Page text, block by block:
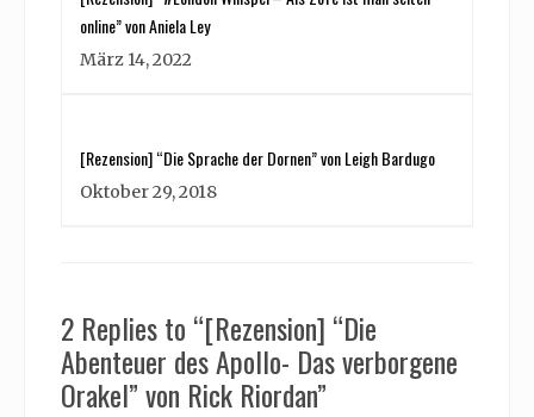
online” von Aniela Ley
März 14, 2022
[Rezension] “Die Sprache der Dornen” von Leigh Bardugo
Oktober 29, 2018
2 Replies to “[Rezension] “Die
Abenteuer des Apollo- Das verborgene
Orakel” von Rick Riordan”